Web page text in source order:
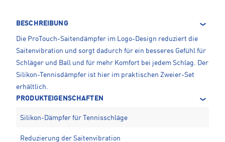
BESCHREIBUNG
Die ProTouch-Saitendämpfer im Logo-Design reduziert die
Saitenvibration und sorgt dadurch für ein besseres Gefühl für
Schläger und Ball und für mehr Komfort bei jedem Schlag. Der
Silikon-Tennisdämpfer ist hier im praktischen Zweier-Set
erhältlich.
PRODUKTEIGENSCHAFTEN
Silikon-Dämpfer für Tennisschläge
Reduzierung der Saitenvibration